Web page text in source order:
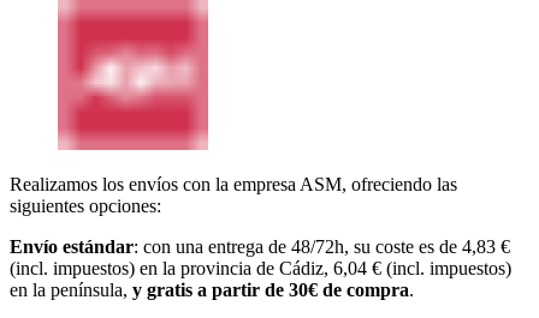
Realizamos los envíos con la empresa ASM, ofreciendo las
siguientes opciones:
Envío estándar: con una entrega de 48/72h, su coste es de 4,83 €
(incl. impuestos) en la provincia de Cádiz, 6,04 € (incl. impuestos)
en la península, y gratis a partir de 30€ de compra.